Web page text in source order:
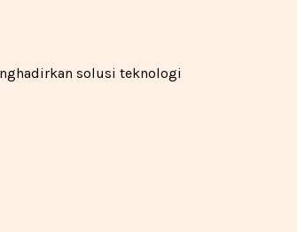
solusi teknologi